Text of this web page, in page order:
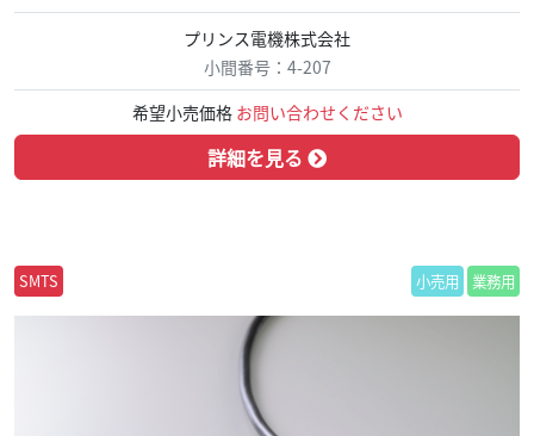
プリンス電機株式会社
小間番号：4-207
希望小売価格 お問い合わせください
詳細を見る
SMTS 小売用 業務用